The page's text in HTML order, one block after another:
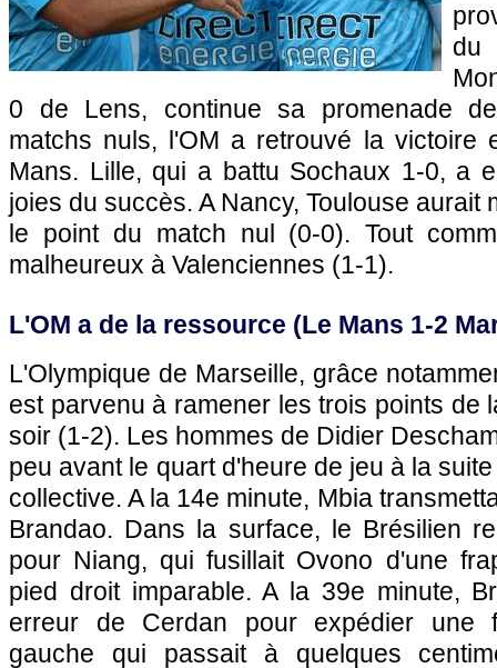
0 de Lens, continue sa promenade
matchs nuls, l'OM a retrouvé la victoire
Mans. Lille, qui a battu Sochaux 1-0, a
joies du succès. A Nancy, Toulouse aurait
le point du match nul (0-0). Tout
malheureux à Valenciennes (1-1).
L'OM a de la ressource (Le Mans 1-2
L'Olympique de Marseille, grâce
est parvenu à ramener les trois points de
soir (1-2). Les hommes de Didier
peu avant le quart d'heure de jeu à la
collective. A la 14e minute, Mbia
Brandao. Dans la surface, le Brésilien
pour Niang, qui fusillait Ovono d'une
pied droit imparable. A la 39e minute,
erreur de Cerdan pour expédier une
gauche qui passait à quelques